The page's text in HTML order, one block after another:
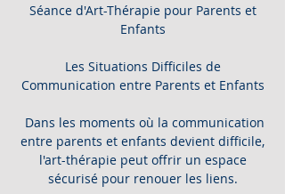
Séance d'Art-Thérapie pour Parents et
Enfants
Les Situations Difficiles de
Communication entre Parents et Enfants
Dans les moments où la communication
entre parents et enfants devient difficile,
l'art-thérapie peut offrir un espace
sécurisé pour renouer les liens.